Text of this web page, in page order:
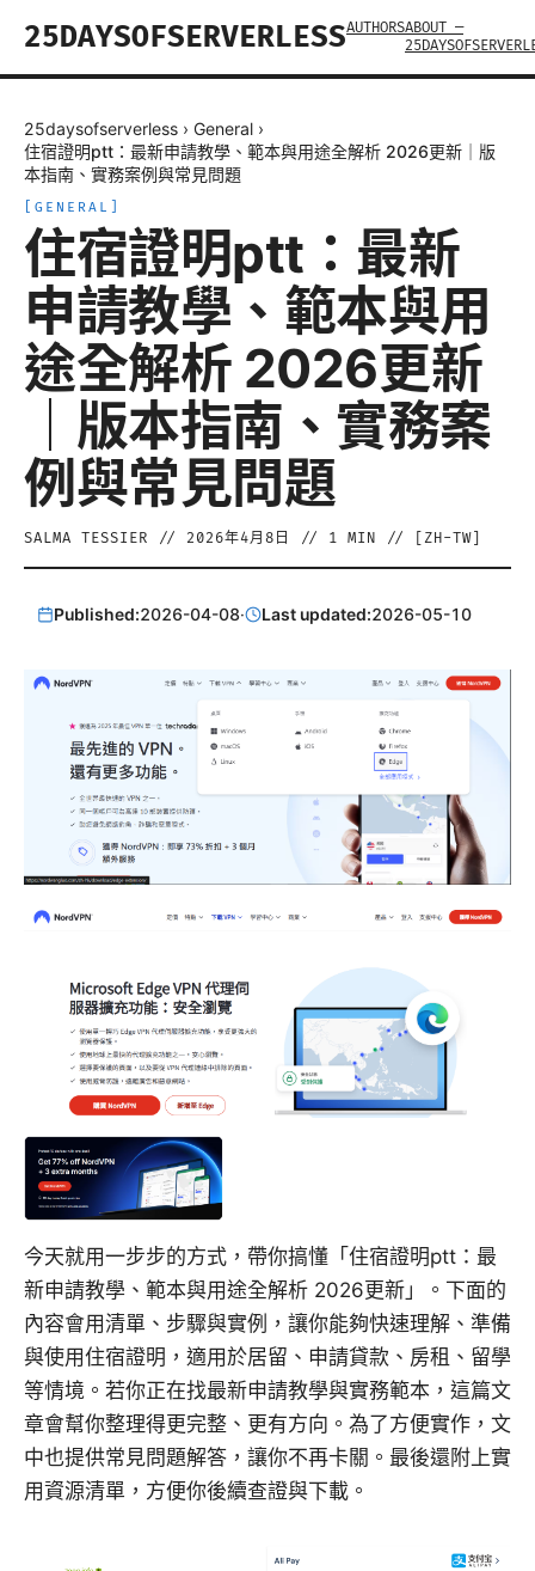
25DAYSOFSERVERLESSAUTHORSABOUT —
25daysofserverless › General ›
住宿證明ptt：最新申請教學、範本與用途全解析 2026更新｜版
本指南、實務案例與常見問題
GENERAL
住宿證明ptt：最新
申請教學、範本與用
途全解析 2026更新
｜版本指南、實務案
例與常見問題
SALMA TESSIER // 2026年4月8日 // 1 MIN // [ ZH-TW
Published:2026-04-08· Last updated:2026-05-10
今天就用一步步的方式，帶你搞懂「住宿證明ptt：最
新申請教學、範本與用途全解析 2026更新」。下面的
內容會用清單、步驟與實例，讓你能夠快速理解、準備
與使用住宿證明，適用於居留、申請貸款、房租、留學
等情境。若你正在找最新申請教學與實務範本，這篇文
章會幫你整理得更完整、更有方向。為了方便實作，文
中也提供常見問題解答，讓你不再卡關。最後還附上實
用資源清單，方便你後續查證與下載。